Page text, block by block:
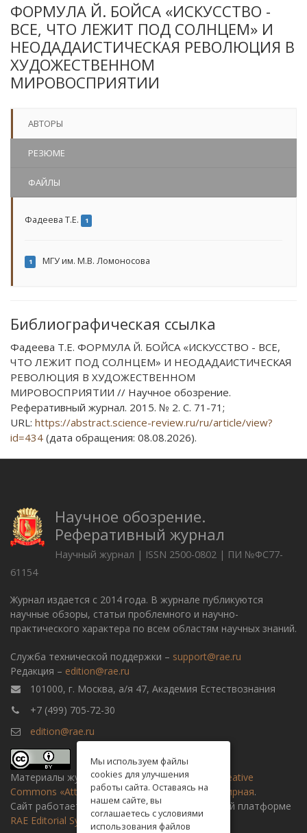
ФОРМУЛА Й. БОЙСА «ИСКУССТВО -
ВСЕ, ЧТО ЛЕЖИТ ПОД СОЛНЦЕМ» И
НЕОДАДАИСТИЧЕСКАЯ РЕВОЛЮЦИЯ В
ХУДОЖЕСТВЕННОМ
МИРОВОСПРИЯТИИ
АВТОРЫ
РЕЗЮМЕ
ФАЙЛЫ
Фадеева Т.Е. 1
1 МГУ им. М.В. Ломоносова
Библиографическая ссылка
Фадеева Т.Е. ФОРМУЛА Й. БОЙСА «ИСКУССТВО - ВСЕ,
ЧТО ЛЕЖИТ ПОД СОЛНЦЕМ» И НЕОДАДАИСТИЧЕСКАЯ
РЕВОЛЮЦИЯ В ХУДОЖЕСТВЕННОМ
МИРОВОСПРИЯТИИ // Научное обозрение.
Реферативный журнал. 2015. № 2. С. 71-71;
URL: https://abstract.science-review.ru/ru/article/view?
id=434 (дата обращения: 08.08.2026).
Научное обозрение.
Реферативный журнал
Научный журнал | ISSN 2500-0802 | ПИ №ФС77-
61154
Журнал издается с 2014 года. В журнале публикуются
научные обзоры, статьи проблемного и научно-
практического характера по всем областям научных знаний.
Служба технической поддержки – support@rae.ru
Редакция – edition@rae.ru
101000, г. Москва, а/я 47, Академия Естествознания
+7 (499) 705-72-30
edition@rae.ru
Материалы журнала доступны полицензии Creative
Commons «Attribution» («Атрибуция») 4.0 Всемирная.
Сайт работает на универсальной издательской платформе
RAE Editorial System
Мы используем файлы
cookies для улучшения
работы сайта. Оставаясь на
нашем сайте, вы
соглашаетесь с условиями
использования файлов